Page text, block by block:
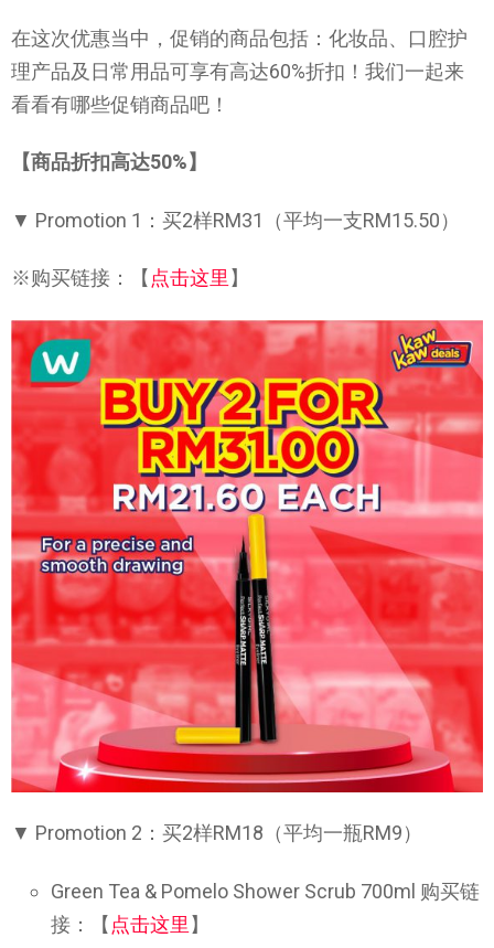
在这次优惠当中，促销的商品包括：化妆品、口腔护
理产品及日常用品可享有高达60%折扣！我们一起来
看看有哪些促销商品吧！
【商品折扣高达50%】
▼ Promotion 1：买2样RM31（平均一支RM15.50）
※购买链接：【 点击这里 】
▼ Promotion 2：买2样RM18（平均一瓶RM9）
Green Tea & Pomelo Shower Scrub 700ml 购买链
接：【 点击这里 】